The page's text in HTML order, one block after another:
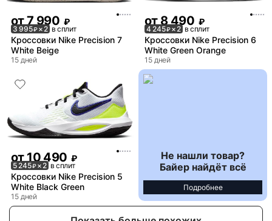
от7 990 ₽
3 995₽× 2 в сплит
Кроссовки Nike Precision 7
White Beige
15 дней
от 8 490 ₽
4 245₽× 2 в сплит
Кроссовки Nike Precision 6
White Green Orange
15 дней
от10 490 ₽
5 245₽× 2 в сплит
Кроссовки Nike Precision 5
White Black Green
15 дней
Не нашли товар?
Байер найдёт всё
Подробнее